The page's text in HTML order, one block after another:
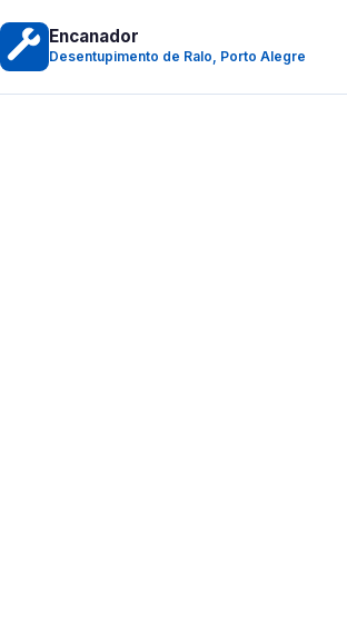
Encanador
Desentupimento de Ralo, Porto Alegre